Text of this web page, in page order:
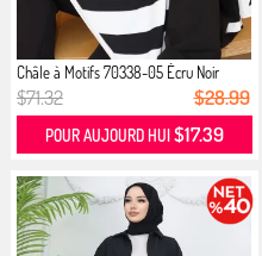
Châle à Motifs 70338-05 Écru Noir
$71.32 $28.99
POUR AUJOURD HUI $17.39